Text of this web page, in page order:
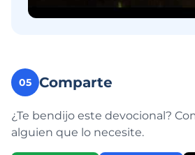
05 Comparte
¿Te bendijo este devocional?
alguien que lo necesite.